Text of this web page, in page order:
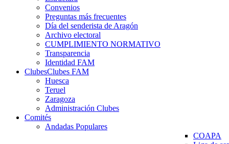
Convenios
Preguntas más frecuentes
Día del senderista de Aragón
Archivo electoral
CUMPLIMIENTO NORMATIVO
Transparencia
Identidad FAM
ClubesClubes FAM
Huesca
Teruel
Zaragoza
Administración Clubes
Comités
Andadas Populares
COAPA